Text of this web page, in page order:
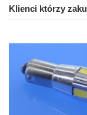
Klienci którzy